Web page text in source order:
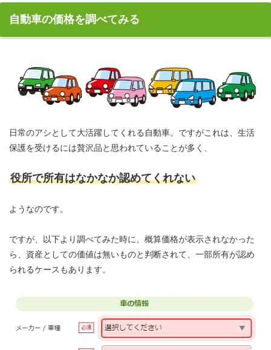
自動車の価格を調べてみる
日常のアシとして大活躍してくれる自動車。ですがこれは、生活
保護を受けるには贅沢品と思われていることが多く、
役所で所有はなかなか認めてくれない
ようなのです。
ですが、以下より調べてみた時に、概算価格が表示されなかった
ら、資産としての価値は無いものと判断されて、一部所有が認め
られるケースもあります。